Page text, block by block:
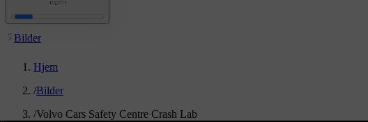
Bilder
Hjem
/Bilder
/Volvo Cars Safety Centre Crash Lab